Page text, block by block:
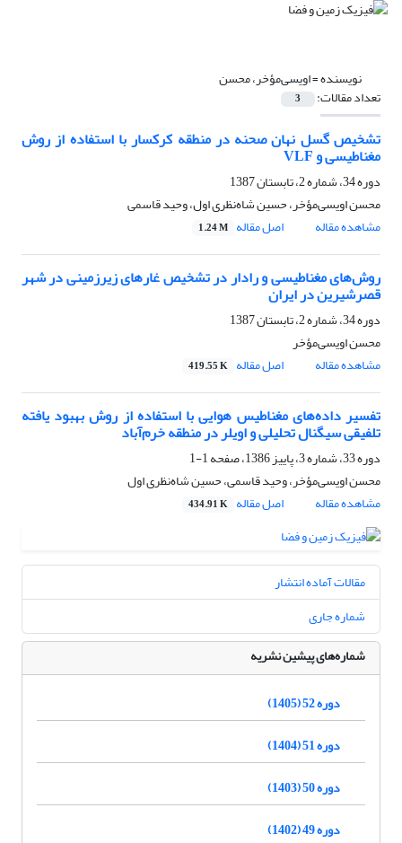
نویسنده =اویسی‌مؤخر، محسن
تعداد مقالات: 3
تشخیص گسل نهان صحنه در منطقه کرکسار با استفاده از روش
مغناطیسی و VLF
دوره 34، شماره 2، تابستان 1387
محسن اویسی‌مؤخر، حسین شاه‌نظری اول، وحید قاسمی
مشاهده مقاله
اصل مقاله 1.24 M
روش‌های مغناطیسی و رادار در تشخیص غارهای زیرزمینی در شهر
قصرشیرین در ایران
دوره 34، شماره 2، تابستان 1387
محسن اویسی‌مؤخر
مشاهده مقاله
اصل مقاله 419.55 K
تفسیر داده‌های مغناطیس هوایی با استفاده از روش بهبود یافته
تلفیقی سیگنال تحلیلی و اویلر در منطقه خرم‌آباد
دوره 33، شماره 3، پاییز 1386، صفحه
1-1
محسن اویسی‌مؤخر، وحید قاسمی، حسین شاه‌نظری اول
مشاهده مقاله
اصل مقاله 434.91 K
مقالات آماده انتشار
شماره جاری
شماره‌های پیشین نشریه
دوره 52 (1405)
دوره 51 (1404)
دوره 50 (1403)
دوره 49 (1402)